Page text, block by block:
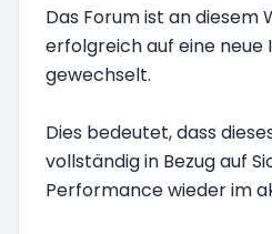
Das Forum ist an diesem
erfolgreich auf eine neue
gewechselt.
Dies bedeutet, dass
vollständig in Bezug auf
Performance wieder im